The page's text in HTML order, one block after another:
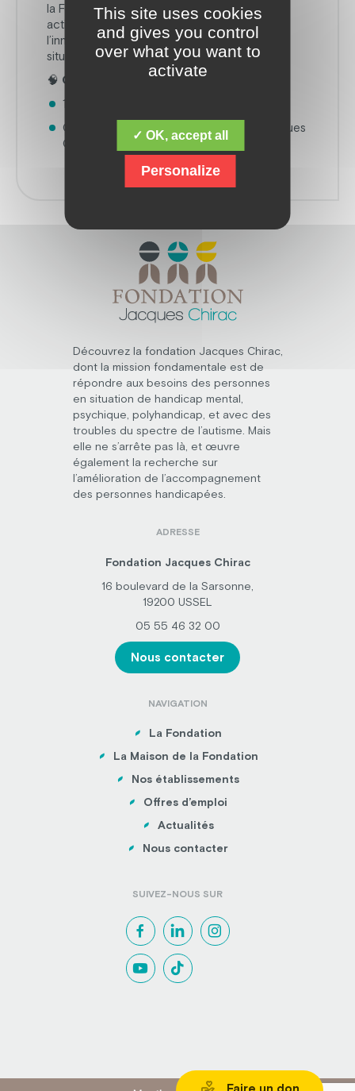
la Fondation Jacques CHIRAC, il soutient
activement la recherche, la prévention et
l’innovation au service des personnes en
situation de handicap.
🧠 Ouverture du 9ème Colloque
11 décembre 2025 – 09h15
Colloque IA & Handicap – Fondation Jacques
CHIRAC
Découvrez la fondation Jacques Chirac,
dont la mission fondamentale est de
répondre aux besoins des personnes
en situation de handicap mental,
psychique, polyhandicap, et avec des
troubles du spectre de l’autisme. Mais
elle ne s’arrête pas là, et œuvre
également la recherche sur
l’amélioration de l’accompagnement
des personnes handicapées.
ADRESSE
Fondation Jacques Chirac
16 boulevard de la Sarsonne,
19200 USSEL
05 55 46 32 00
Nous contacter
NAVIGATION
La Fondation
La Maison de la Fondation
Nos établissements
Offres d’emploi
Actualités
Nous contacter
SUIVEZ-NOUS SUR
Faire un don
This site uses cookies
and gives you control
over what you want to
activate
✓ OK, accept all
Personalize